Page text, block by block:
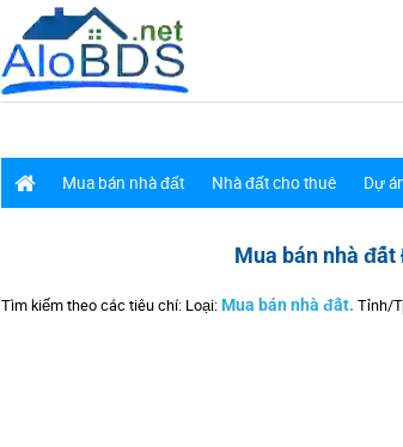
Mua bán nhà đất Nhà đất cho thuê Dự
Mua bán nhà
Tìm kiếm theo các tiêu chí: Loại: Mua bán nhà đất. Tỉnh/